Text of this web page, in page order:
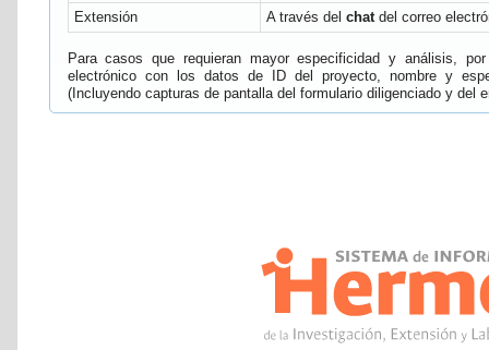
Extensión
A través del chatdel correo
Para casos que requieran mayor especificidad y análisis,
electrónico con los datos de ID del proyecto, nombre y
(Incluyendo capturas de pantalla del formulario diligenciado y del